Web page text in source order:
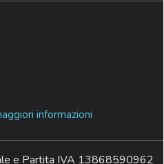
informazioni
e Partita IVA 13868590962